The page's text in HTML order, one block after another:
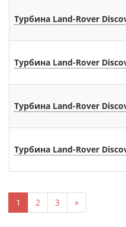
Турбина Land-Rover
Турбина Land-Rover
Турбина Land-Rover
Турбина Land-Rover
1 2 3 »